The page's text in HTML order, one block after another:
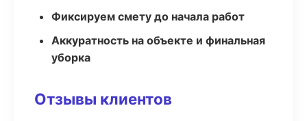
Фиксируем смету до начала работ
Аккуратность на объекте и финальная
уборка
Отзывы клиентов